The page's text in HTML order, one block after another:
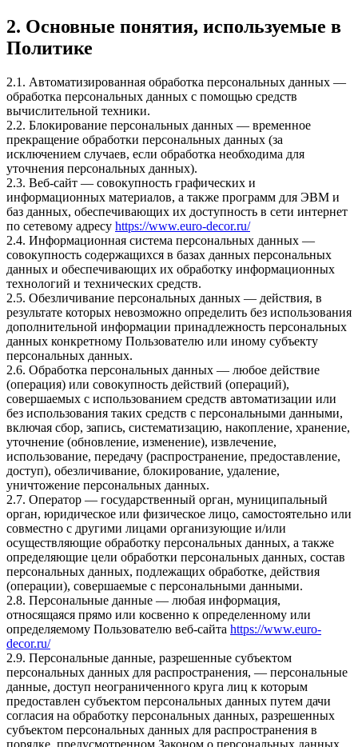
2. Основные понятия, используемые в
Политике
2.1. Автоматизированная обработка персональных данных —
обработка персональных данных с помощью средств
вычислительной техники.
2.2. Блокирование персональных данных — временное
прекращение обработки персональных данных (за
исключением случаев, если обработка необходима для
уточнения персональных данных).
2.3. Веб-сайт — совокупность графических и
информационных материалов, а также программ для ЭВМ и
баз данных, обеспечивающих их доступность в сети интернет
по сетевому адресу https://www.euro-decor.ru/
2.4. Информационная система персональных данных —
совокупность содержащихся в базах данных персональных
данных и обеспечивающих их обработку информационных
технологий и технических средств.
2.5. Обезличивание персональных данных — действия, в
результате которых невозможно определить без использования
дополнительной информации принадлежность персональных
данных конкретному Пользователю или иному субъекту
персональных данных.
2.6. Обработка персональных данных — любое действие
(операция) или совокупность действий (операций),
совершаемых с использованием средств автоматизации или
без использования таких средств с персональными данными,
включая сбор, запись, систематизацию, накопление, хранение,
уточнение (обновление, изменение), извлечение,
использование, передачу (распространение, предоставление,
доступ), обезличивание, блокирование, удаление,
уничтожение персональных данных.
2.7. Оператор — государственный орган, муниципальный
орган, юридическое или физическое лицо, самостоятельно или
совместно с другими лицами организующие и/или
осуществляющие обработку персональных данных, а также
определяющие цели обработки персональных данных, состав
персональных данных, подлежащих обработке, действия
(операции), совершаемые с персональными данными.
2.8. Персональные данные — любая информация,
относящаяся прямо или косвенно к определенному или
определяемому Пользователю веб-сайта https://www.euro-
decor.ru/
2.9. Персональные данные, разрешенные субъектом
персональных данных для распространения, — персональные
данные, доступ неограниченного круга лиц к которым
предоставлен субъектом персональных данных путем дачи
согласия на обработку персональных данных, разрешенных
субъектом персональных данных для распространения в
порядке, предусмотренном Законом о персональных данных